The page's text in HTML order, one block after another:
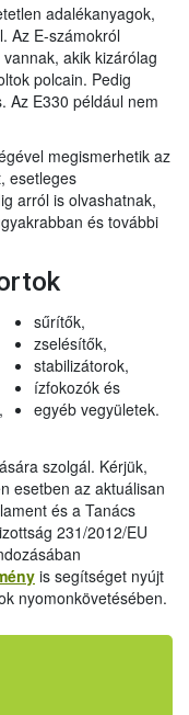
adalékanyagok,
Az E-számokról
akik kizárólag
polcain. Pedig
Az E330 például nem
megismerhetik az
esetleges
arról is olvashatnak,
és további
sűrítők,
zselésítők,
stabilizátorok,
ízfokozók és
egyéb vegyületek.
szolgál. Kérjük,
esetben az aktuálisan
és a Tanács
231/2012/EU
is segítséget nyújt
nyomonkövetésében.